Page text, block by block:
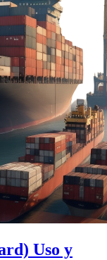
Uso y